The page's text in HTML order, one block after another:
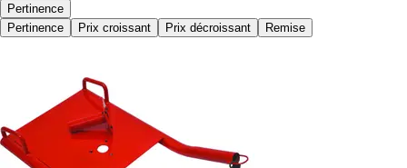
Pertinence
Pertinence
Prix croissant Prix décroissant Remise